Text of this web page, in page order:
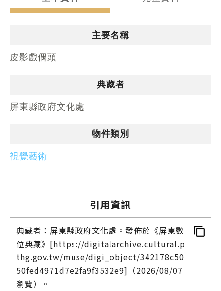
主要名稱
皮影戲偶頭
典藏者
屏東縣政府文化處
物件類別
視覺藝術
引用資訊
典藏者：屏東縣政府文化處。發佈於《屏東數
位典藏》[https://digitalarchive.cultural.p
thg.gov.tw/muse/digi_object/342178c50
50fed4971d7e2fa9f3532e9]（2026/08/07
瀏覽）。